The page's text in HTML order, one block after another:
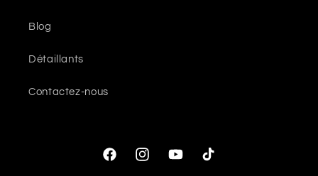
Blog
Détaillants
Contactez-nous
FacebookInstagramYouTubeTikTok